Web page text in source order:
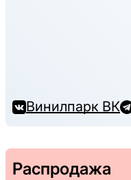
Винилпарк ВК
Распродажа